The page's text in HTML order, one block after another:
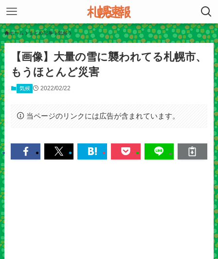
ホーム まとめ記事 気候
【画像】大量の雪に襲われてる札幌市、
もうほとんど災害
気候 2022/02/22
当ページのリンクには広告が含まれています。